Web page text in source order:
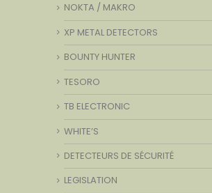
NOKTA / MAKRO
XP METAL DETECTORS
BOUNTY HUNTER
TESORO
TB ELECTRONIC
WHITE’S
DETECTEURS DE SÉCURITÉ
LEGISLATION